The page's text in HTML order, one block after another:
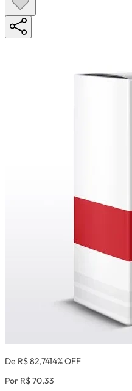
De R$ 82,7414% OFF
Por R$ 70,33